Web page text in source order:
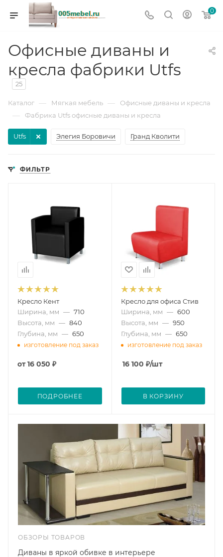
0
Офисные диваны и
кресла фабрики Utfs
25
Каталог — Мягкая мебель — Офисные диваны и кресла
— Фабрика Utfs офисные диваны и кресла
Элегия Боровичи Гранд Кволити
Utfs
ФИЛЬТР
Кресло Кент
Ширина, мм — 710
Высота, мм — 840
Глубина, мм — 650
изготовление под заказ
от16 050 ₽
ПОДРОБНЕЕ
Кресло для офиса Стив
Ширина, мм — 600
Высота, мм — 950
Глубина, мм — 650
изготовление под заказ
16 100 ₽/шт
В КОРЗИНУ
ОБЗОРЫ ТОВАРОВ
Диваны в яркой обивке в интерьере